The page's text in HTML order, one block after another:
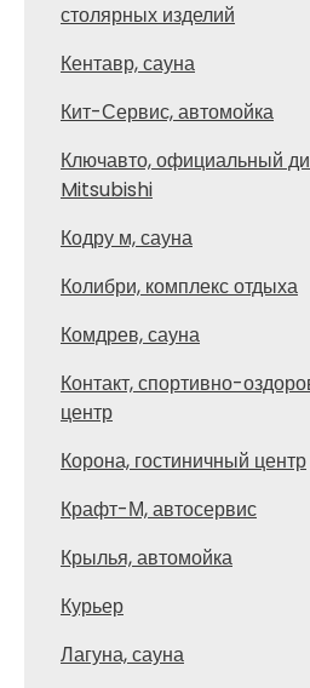
столярных изделий
Кентавр, сауна
Кит-Сервис, автомойка
Ключавто, официальный
Mitsubishi
Кодру м, сауна
Колибри, комплекс отдыха
Комдрев, сауна
Контакт, спортивно-
центр
Корона, гостиничный центр
Крафт-М, автосервис
Крылья, автомойка
Курьер
Лагуна, сауна